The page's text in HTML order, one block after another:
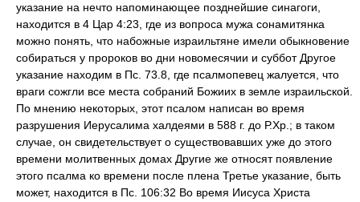
указание на нечто напоминающее позднейшие синагоги,
находится в 4 Цар 4:23, где из вопроса мужа сонамитянка
можно понять, что набожные израильтяне имели обыкновение
собираться у пророков во дни новомесячии и суббот Другое
указание находим в Пс. 73.8, где псалмопевец жалуется, что
враги сожгли все места собраний Божиих в земле израильской.
По мнению некоторых, этот псалом написан во время
разрушения Иерусалима халдеями в 588 г. до Р.Хр.; в таком
случае, он свидетельствует о существовавших уже до этого
времени молитвенных домах Другие же относят появление
этого псалма ко времени после плена Третье указание, быть
может, находится в Пс. 106:32 Во время Иисуса Христа